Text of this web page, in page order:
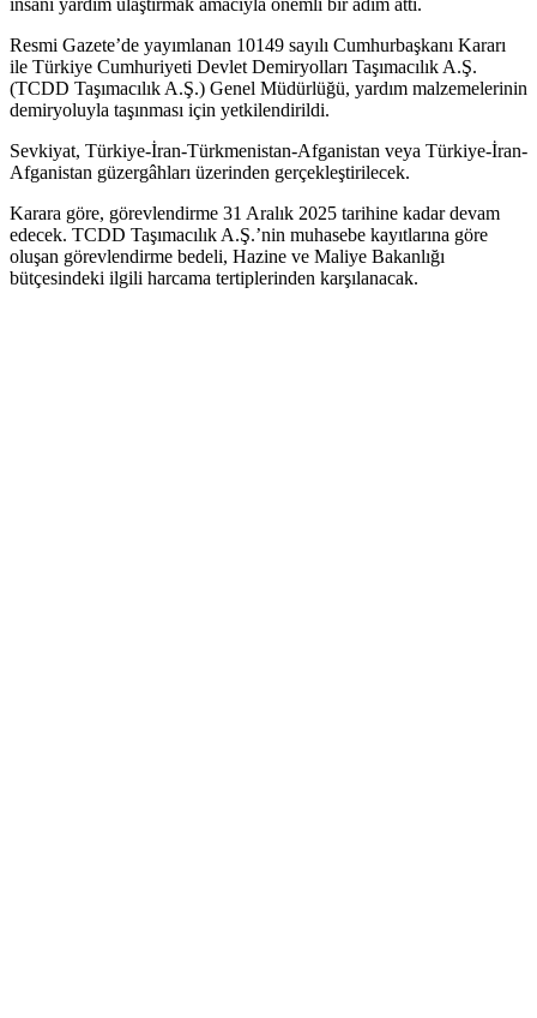
insani yardım ulaştırmak amacıyla önemli bir adım attı.
Resmi Gazete’de yayımlanan 10149 sayılı Cumhurbaşkanı Kararı
ile Türkiye Cumhuriyeti Devlet Demiryolları Taşımacılık A.Ş.
(TCDD Taşımacılık A.Ş.) Genel Müdürlüğü, yardım malzemelerinin
demiryoluyla taşınması için yetkilendirildi.
Sevkiyat, Türkiye-İran-Türkmenistan-Afganistan veya Türkiye-İran-
Afganistan güzergâhları üzerinden gerçekleştirilecek.
Karara göre, görevlendirme 31 Aralık 2025 tarihine kadar devam
edecek. TCDD Taşımacılık A.Ş.’nin muhasebe kayıtlarına göre
oluşan görevlendirme bedeli, Hazine ve Maliye Bakanlığı
bütçesindeki ilgili harcama tertiplerinden karşılanacak.